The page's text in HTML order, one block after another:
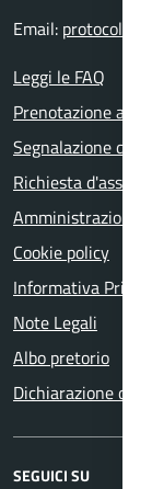
Email:
Leggi le FAQ
Prenotazione
Segnalazione
Richiesta
Amministrazione
Cookie policy
Informativa Privacy
Note Legali
Albo pretorio
Dichiarazione di
SEGUICI SU